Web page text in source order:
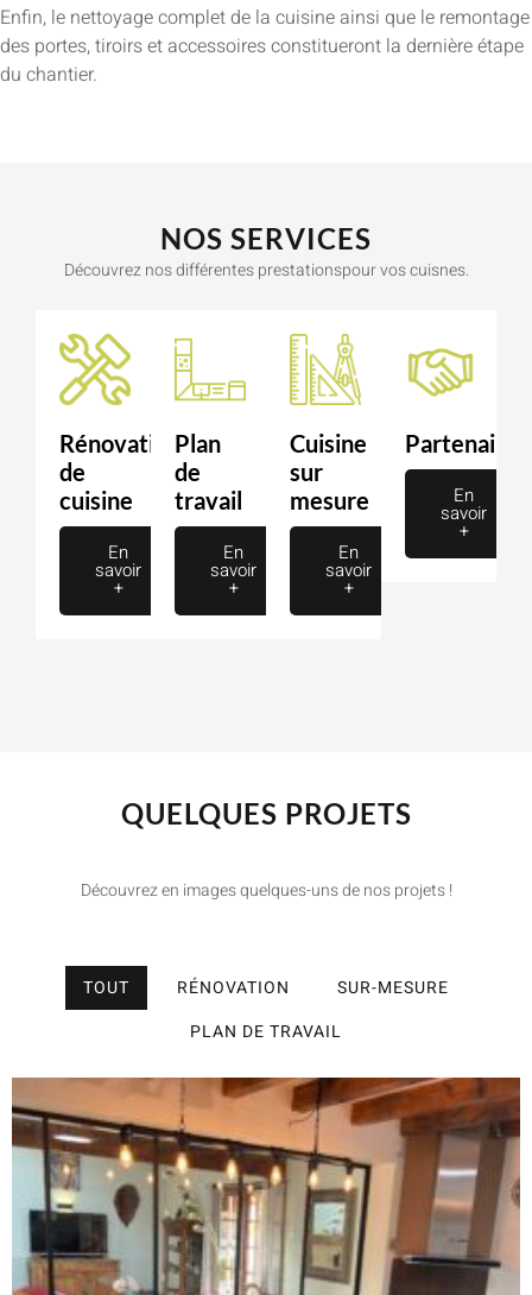
Enfin, le nettoyage complet de la cuisine ainsi que le remontage
des portes, tiroirs et accessoires constitueront la dernière étape
du chantier.
NOS SERVICES
Découvrez nos différentes prestationspour vos cuisnes.
Rénovation
de
cuisine
En
savoir
+
Plan
de
travail
En
savoir
+
Cuisine
sur
mesure
En
savoir
+
Partenaire
En
savoir
+
QUELQUES PROJETS
Découvrez en images quelques-uns de nos projets !
TOUT RÉNOVATION
SUR-MESURE
PLAN DE TRAVAIL